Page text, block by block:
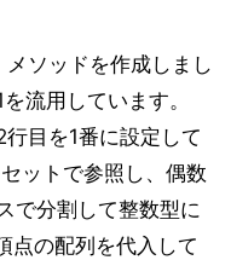
メソッドを作成しまし
流用しています。
目を1番に設定して
ットで参照し、偶数
で分割して整数型に
点の配列を代入して